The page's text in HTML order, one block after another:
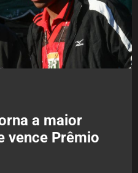
a maior
vence Prêmio